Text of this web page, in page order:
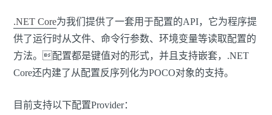
.NET Core为我们提供了一套用于配置的API，它为程序提
供了运行时从文件、命令行参数、环境变量等读取配置的
方法。配置都是键值对的形式，并且支持嵌套，.NET
Core还内建了从配置反序列化为POCO对象的支持。
目前支持以下配置Provider：